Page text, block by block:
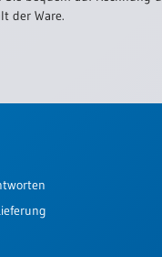
der Ware.